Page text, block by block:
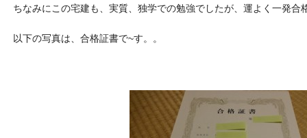
ちなみにこの宅建も、実質、独学での勉強でしたが、運よく一発合
以下の写真は、合格証書で~す。。